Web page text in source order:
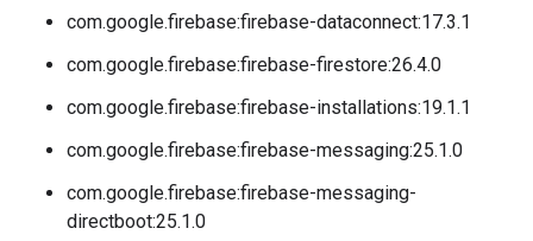
com.google.firebase:firebase-dataconnect:17.3.1
com.google.firebase:firebase-firestore:26.4.0
com.google.firebase:firebase-installations:19.1.1
com.google.firebase:firebase-messaging:25.1.0
com.google.firebase:firebase-messaging-
directboot:25.1.0